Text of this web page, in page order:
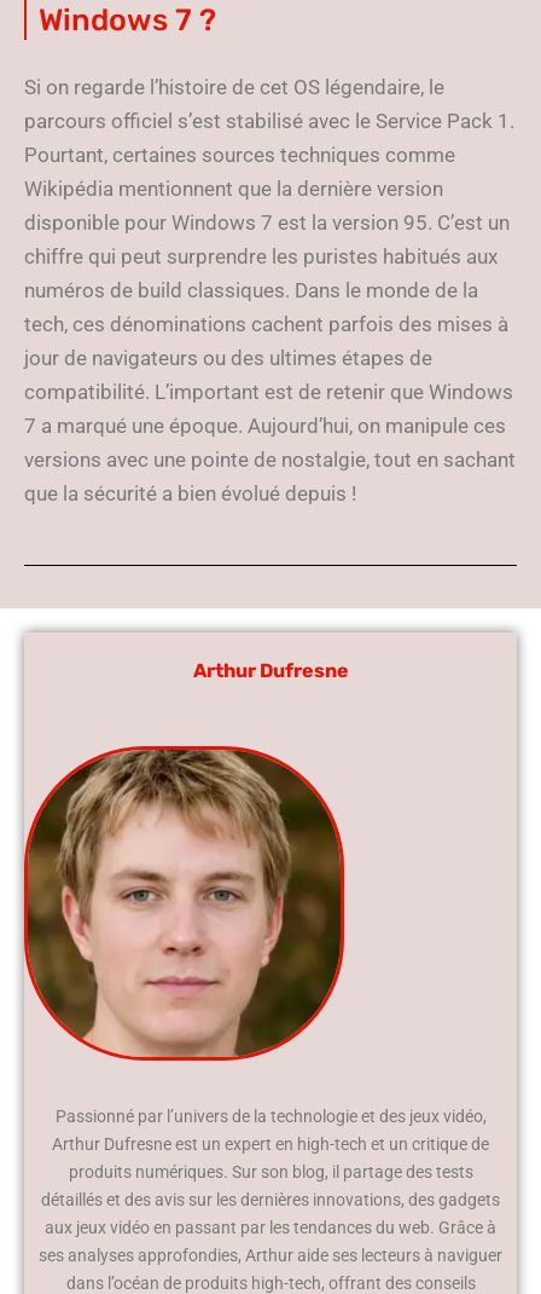
Windows 7 ?
Si on regarde l’histoire de cet OS légendaire, le
parcours officiel s’est stabilisé avec le Service Pack 1.
Pourtant, certaines sources techniques comme
Wikipédia mentionnent que la dernière version
disponible pour Windows 7 est la version 95. C’est un
chiffre qui peut surprendre les puristes habitués aux
numéros de build classiques. Dans le monde de la
tech, ces dénominations cachent parfois des mises à
jour de navigateurs ou des ultimes étapes de
compatibilité. L’important est de retenir que Windows
7 a marqué une époque. Aujourd’hui, on manipule ces
versions avec une pointe de nostalgie, tout en sachant
que la sécurité a bien évolué depuis !
Arthur Dufresne
Passionné par l’univers de la technologie et des jeux vidéo,
Arthur Dufresne est un expert en high-tech et un critique de
produits numériques. Sur son blog, il partage des tests
détaillés et des avis sur les dernières innovations, des gadgets
aux jeux vidéo en passant par les tendances du web. Grâce à
ses analyses approfondies, Arthur aide ses lecteurs à naviguer
dans l’océan de produits high-tech, offrant des conseils